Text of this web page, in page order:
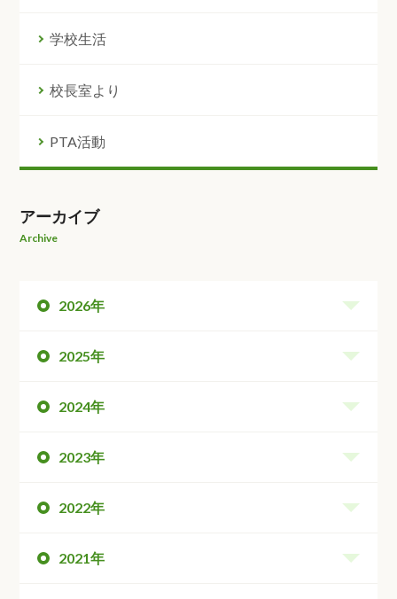
学校生活
校長室より
PTA活動
アーカイブ
Archive
2026年
2025年
2024年
2023年
2022年
2021年